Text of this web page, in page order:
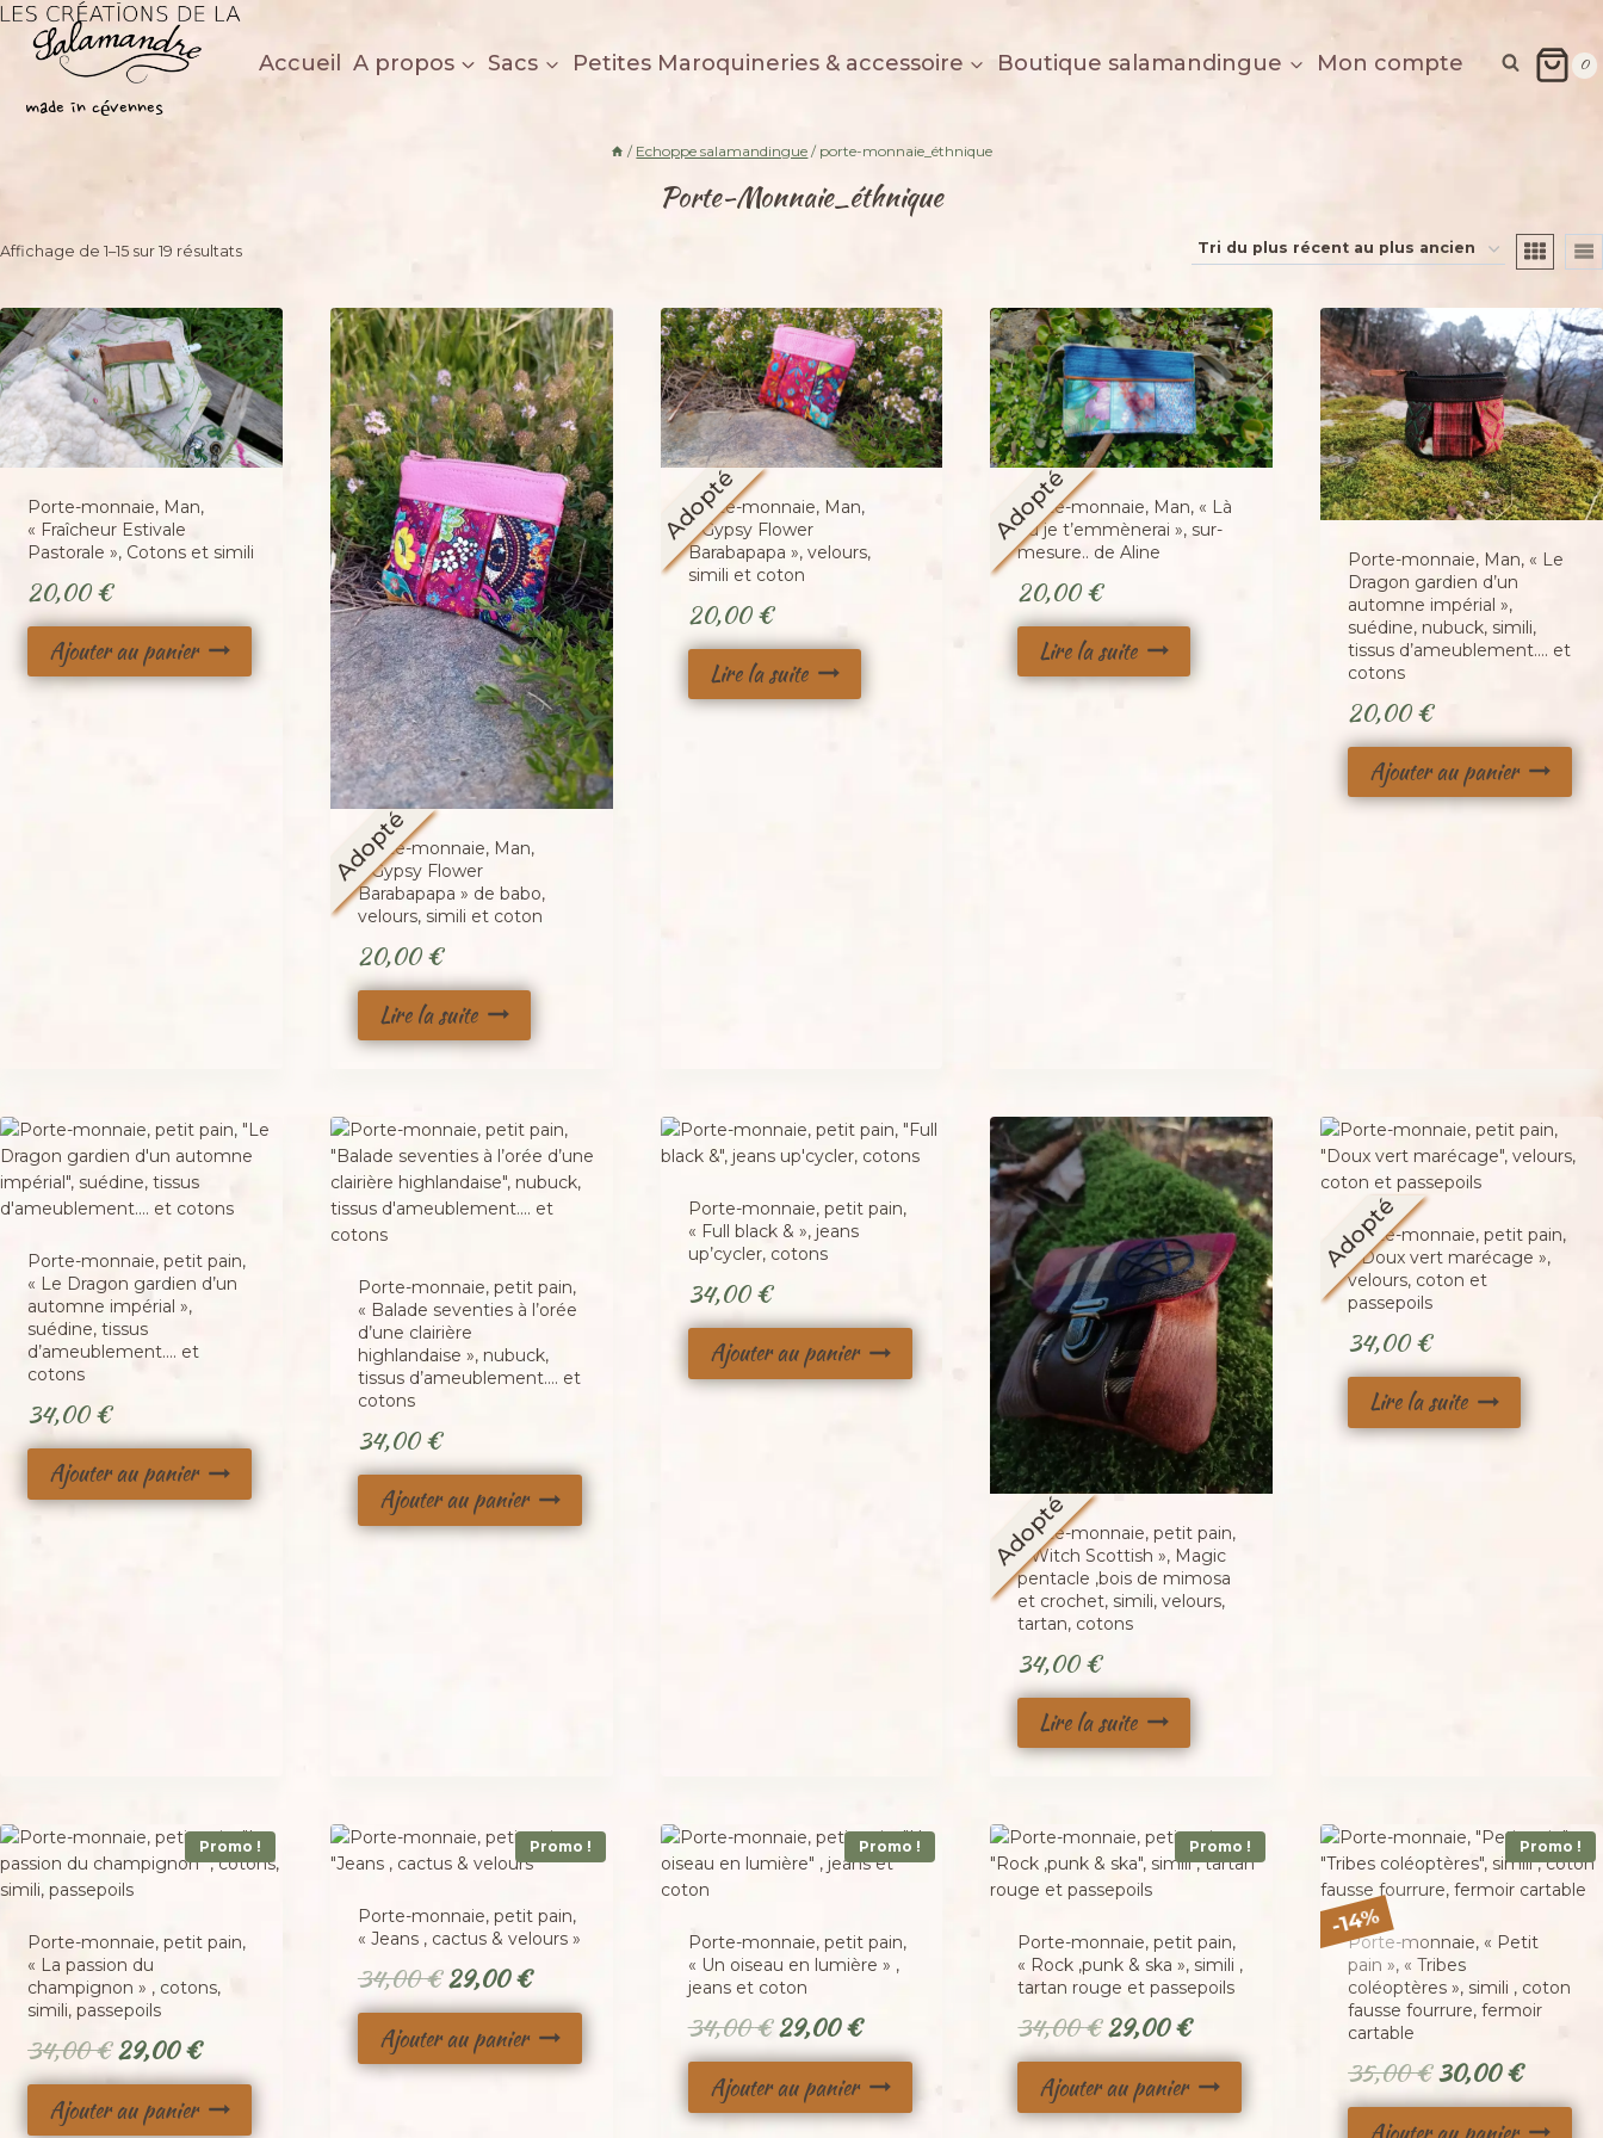
Aller
contenu
Les créations de la salamandre
made in cévennes
Accueil A propos Sacs Petites Maroquineries & accessoire Boutique salamandingue Mon compte 0
/ Echoppe salamandingue / porte-monnaie_éthnique
Porte-Monnaie_éthnique
Affichage de 1–15 sur 19 résultatsTrié
plus
récent
au
plus
ancien
Porte-monnaie, Man,
« Fraîcheur Estivale
Pastorale », Cotons et simili
20,00€
Ajouter au panier
Adopté
Porte-monnaie, Man,
« Gypsy Flower
Barabapapa » de babo,
velours, simili et coton
20,00€
Lire la suite
Adopté
Porte-monnaie, Man,
« Gypsy Flower
Barabapapa », velours,
simili et coton
20,00€
Lire la suite
Adopté
Porte-monnaie, Man, « Là
où je t’emmènerai », sur-
mesure.. de Aline
20,00€
Lire la suite
Porte-monnaie, Man, « Le
Dragon gardien d’un
automne impérial »,
suédine, nubuck, simili,
tissus d’ameublement…. et
cotons
20,00€
Ajouter au panier
Porte-monnaie, petit pain,
« Le Dragon gardien d’un
automne impérial »,
suédine, tissus
d’ameublement…. et
cotons
34,00€
Ajouter au panier
Porte-monnaie, petit pain,
« Balade seventies à l’orée
d’une clairière
highlandaise », nubuck,
tissus d’ameublement…. et
cotons
34,00€
Ajouter au panier
Porte-monnaie, petit pain,
« Full black & », jeans
up’cycler, cotons
34,00€
Ajouter au panier
Adopté
Porte-monnaie, petit pain,
« Witch Scottish », Magic
pentacle ,bois de mimosa
et crochet, simili, velours,
tartan, cotons
34,00€
Lire la suite
Adopté
Porte-monnaie, petit pain,
« Doux vert marécage »,
velours, coton et
passepoils
34,00€
Lire la suite
Promo !
Porte-monnaie, petit pain,
« La passion du
champignon » , cotons,
simili, passepoils
34,00€ Le
prix
initial
29,00€Le
prix
actuel
Ajouter au panier
Promo !
Porte-monnaie, petit pain,
« Jeans , cactus & velours »
34,00€ Le
prix
initial
était :
29,00€Le
prix
actuel
est :
Ajouter au panier
Promo !
Porte-monnaie, petit pain,
« Un oiseau en lumière » ,
jeans et coton
34,00€ Le
prix
initial
29,00€Le
prix
actuel
Ajouter au panier
Promo !
Porte-monnaie, petit pain,
« Rock ,punk & ska », simili ,
tartan rouge et passepoils
34,00€ Le
prix
initial
29,00€Le
prix
actuel
Ajouter au panier
Promo !
-14%
Porte-monnaie, « Petit
pain », « Tribes
coléoptères », simili , coton
fausse fourrure, fermoir
cartable
35,00€ Le
prix
30,00€Le
prix